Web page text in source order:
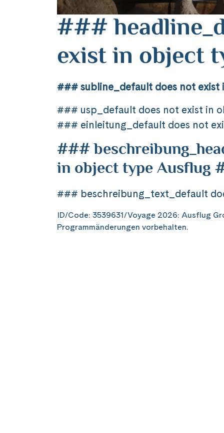
###
exist in object
### subline_default does not
### usp_default does not exist in
### einleitung_default does not
###
in object type Ausflug
### beschreibung_text_default
ID/Code: 3539631/Voyage 2026: Ausflug
Programmänderungen vorbehalten.